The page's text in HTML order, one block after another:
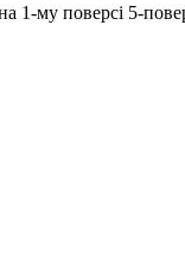
1-му поверсі 5-